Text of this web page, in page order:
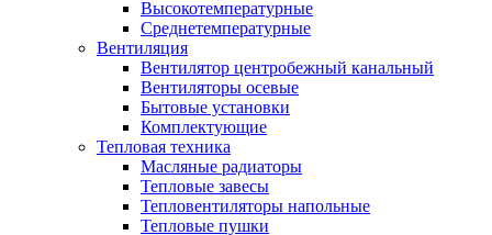
Высокотемпературные
Среднетемпературные
Вентиляция
Вентилятор центробежный канальный
Вентиляторы осевые
Бытовые установки
Комплектующие
Тепловая техника
Масляные радиаторы
Тепловые завесы
Тепловентиляторы напольные
Тепловые пушки